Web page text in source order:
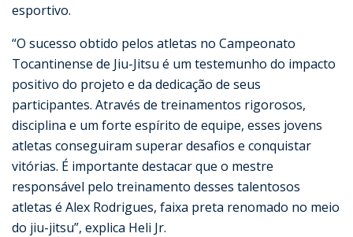
esportivo.
“O sucesso obtido pelos atletas no Campeonato
Tocantinense de Jiu-Jitsu é um testemunho do impacto
positivo do projeto e da dedicação de seus
participantes. Através de treinamentos rigorosos,
disciplina e um forte espírito de equipe, esses jovens
atletas conseguiram superar desafios e conquistar
vitórias. É importante destacar que o mestre
responsável pelo treinamento desses talentosos
atletas é Alex Rodrigues, faixa preta renomado no meio
do jiu-jitsu”, explica Heli Jr.